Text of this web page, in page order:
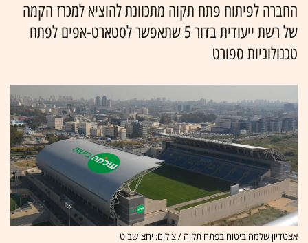
החברה לפיתוח פתח תקוה מתכוונת להוציא למכרז הקמה
של רשת ייעודית בדור 5 שתאפשר לסטארט-אפים לפתח
טכנולוגיות ספורט
אצטדיון שלמה ביטוח בפתח תקוה / צילום: יחצ-שביט